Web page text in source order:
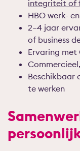
integriteit of
HBO werk-
2–4 jaar
of business
Ervaring met
Beschikbaar
te werken